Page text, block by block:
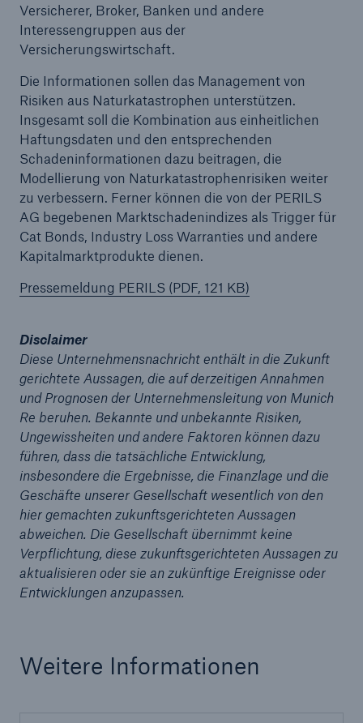
Versicherer, Broker, Banken und andere
Interessengruppen aus der
Versicherungswirtschaft.
Die Informationen sollen das Management von
Risiken aus Naturkatastrophen unterstützen.
Insgesamt soll die Kombination aus einheitlichen
Haftungsdaten und den entsprechenden
Schadeninformationen dazu beitragen, die
Modellierung von Naturkatastrophenrisiken weiter
zu verbessern. Ferner können die von der PERILS
AG begebenen Marktschadenindizes als Trigger für
Cat Bonds, Industry Loss Warranties und andere
Kapitalmarktprodukte dienen.
Pressemeldung PERILS (PDF, 121 KB)
Disclaimer
Diese Unternehmensnachricht enthält in die Zukunft
gerichtete Aussagen, die auf derzeitigen Annahmen
und Prognosen der Unternehmensleitung von Munich
Re beruhen. Bekannte und unbekannte Risiken,
Ungewissheiten und andere Faktoren können dazu
führen, dass die tatsächliche Entwicklung,
insbesondere die Ergebnisse, die Finanzlage und die
Geschäfte unserer Gesellschaft wesentlich von den
hier gemachten zukunftsgerichteten Aussagen
abweichen. Die Gesellschaft übernimmt keine
Verpflichtung, diese zukunftsgerichteten Aussagen zu
aktualisieren oder sie an zukünftige Ereignisse oder
Entwicklungen anzupassen.
Weitere Informationen
Versicherungslücke: der Anteil der nicht
versicherten Schäden aus Naturkatastrophen
seit 1980 beträgt
71.8%
Lösungen
Sachdeckung durch einen leistungsfähigen
Rückversicherungspartner